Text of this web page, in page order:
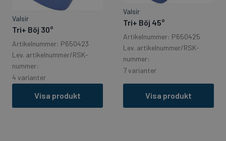
Valsir
Tri+ Böj 30°
Artikelnummer: P650423
Lev. artikelnummer/RSK-
nummer:
4 varianter
Visa produkt
Valsir
Tri+ Böj 45°
Artikelnummer: P650425
Lev. artikelnummer/RSK-
nummer:
7 varianter
Visa produkt